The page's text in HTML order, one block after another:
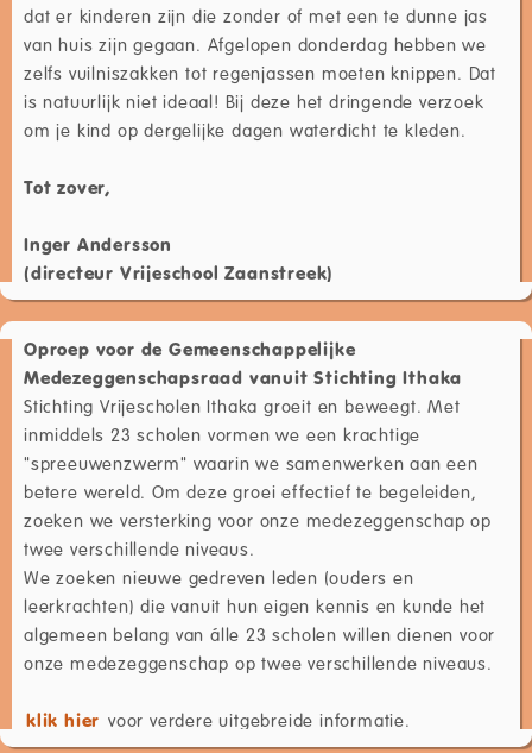
dat er kinderen zijn die zonder of met een te dunne jas
van huis zijn gegaan. Afgelopen donderdag hebben we
zelfs vuilniszakken tot regenjassen moeten knippen. Dat
is natuurlijk niet ideaal! Bij deze het dringende verzoek
om je kind op dergelijke dagen waterdicht te kleden.
Tot zover,
Inger Andersson
(directeur Vrijeschool Zaanstreek)
Oproep voor de Gemeenschappelijke
Medezeggenschapsraad vanuit Stichting Ithaka
Stichting Vrijescholen Ithaka groeit en beweegt. Met
inmiddels 23 scholen vormen we een krachtige
"spreeuwenzwerm" waarin we samenwerken aan een
betere wereld. Om deze groei effectief te begeleiden,
zoeken we versterking voor onze medezeggenschap op
twee verschillende niveaus.
We zoeken nieuwe gedreven leden (ouders en
leerkrachten) die vanuit hun eigen kennis en kunde het
algemeen belang van álle 23 scholen willen dienen voor
onze medezeggenschap op twee verschillende niveaus.
klik hier voor verdere uitgebreide informatie.